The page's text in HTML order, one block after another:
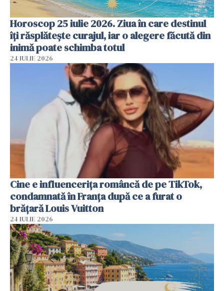
Horoscop 25 iulie 2026. Ziua în care destinul
îți răsplătește curajul, iar o alegere făcută din
inimă poate schimba totul
24 IULIE 2026
Cine e influencerița româncă de pe TikTok,
condamnată în Franța după ce a furat o
brățară Louis Vuitton
24 IULIE 2026